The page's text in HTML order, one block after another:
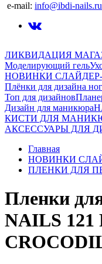
e-mail: info@ibdi-nails.ru
ЛИКВИДАЦИЯ
Моделирующий гель
НОВИНКИ
Плёнки для дизайна
Топ для дизайнов
Дизайн для маникюра
КИСТИ ДЛЯ
АКСЕССУАРЫ ДЛЯ
Главная
НОВИНКИ
ПЛЕНКИ ДЛЯ
Пленки
NAILS